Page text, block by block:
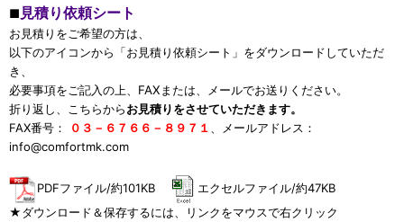
■ 見積り依頼シート
お見積りをご希望の方は、
以下のアイコンから「お見積り依頼シート」をダウンロードしていただ
き、
必要事項をご記入の上、FAXまたは、メールでお送りください。
折り返し、こちらからお見積りをさせていただきます。
FAX番号：
０３－６７６６－８９７１、メールアドレス：
info@comfortmk.com
PDFファイル/約101KB
エクセルファイル/約47KB
★ダウンロード＆保存するには、リンクをマウスで右クリック